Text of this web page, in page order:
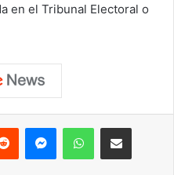
en el Tribunal Electoral o
Reddit MessengerWhatsAppCompartir vía correo